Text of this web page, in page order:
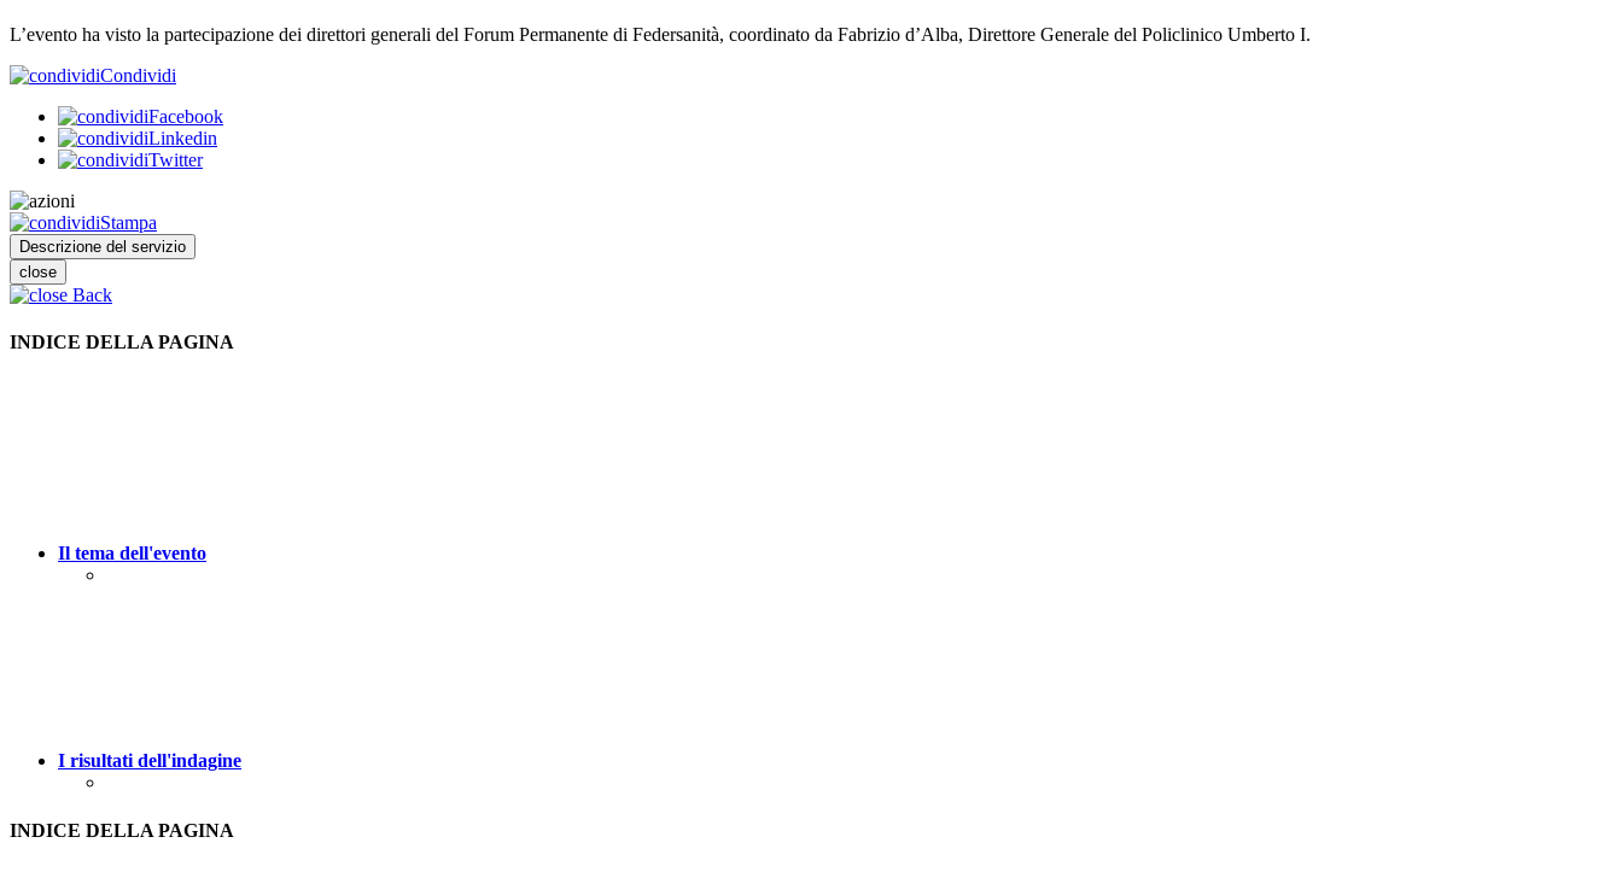
L’evento ha visto la partecipazione dei direttori generali del Forum Permanente di Federsanità, coordinato da Fabrizio d’Alba, Direttore Generale del Policlinico Umberto I.
Condividi
Facebook
Linkedin
Twitter
Stampa
Descrizione del servizio
close
Back
INDICE DELLA PAGINA
Il tema dell'evento
I risultati dell'indagine
INDICE DELLA PAGINA